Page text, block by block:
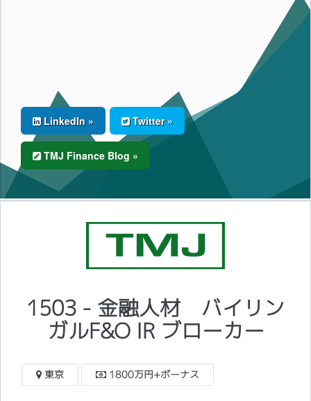
LinkedIn » Twitter »
TMJ Finance Blog »
1503 - 金融人材 バイリン
ガルF&O IR ブローカー
東京 1800万円+ボーナス